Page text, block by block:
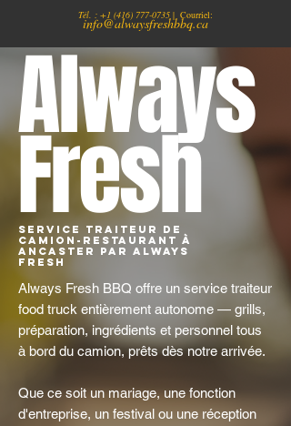
Tél. : +1 (416) 777-0735 | Courriel:
info@alwaysfreshbbq.ca
Always
Fresh
Service traiteur de
camion-restaurant à
Ancaster par Always
Fresh
Always Fresh BBQ offre un service traiteur
food truck entièrement autonome — grills,
préparation, ingrédients et personnel tous
à bord du camion, prêts dès notre arrivée.
Que ce soit un mariage, une fonction
d'entreprise, un festival ou une réception